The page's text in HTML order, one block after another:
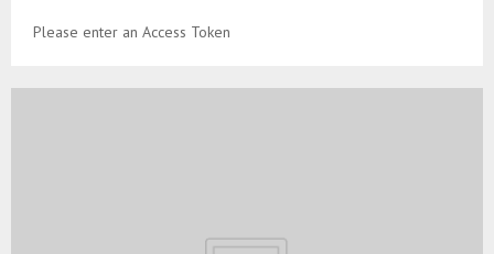
Please enter an Access Token